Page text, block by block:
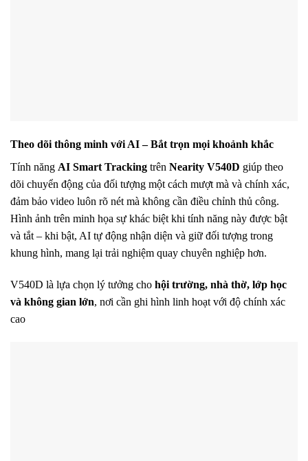
Theo dõi thông minh với AI – Bắt trọn mọi khoảnh khắc
Tính năng AI Smart Tracking trên Nearity V540D giúp theo
dõi chuyển động của đối tượng một cách mượt mà và chính xác,
đảm bảo video luôn rõ nét mà không cần điều chỉnh thủ công.
Hình ảnh trên minh họa sự khác biệt khi tính năng này được bật
và tắt – khi bật, AI tự động nhận diện và giữ đối tượng trong
khung hình, mang lại trải nghiệm quay chuyên nghiệp hơn.
V540D là lựa chọn lý tưởng cho hội trường, nhà thờ, lớp học
và không gian lớn, nơi cần ghi hình linh hoạt với độ chính xác
cao